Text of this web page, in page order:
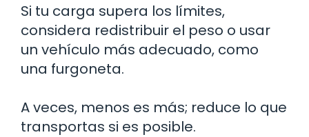
Si tu carga supera los límites,
considera redistribuir el peso o usar
un vehículo más adecuado, como
una furgoneta.
A veces, menos es más; reduce lo que
transportas si es posible.